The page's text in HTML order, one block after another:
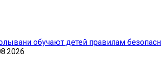
обучают детей правилам